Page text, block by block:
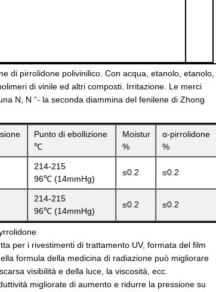
di pirrolidone polivinilico. Con acqua, etanolo, etanolo,
di vinile ed altri composti. Irritazione. Le merci
N, N “- la seconda diammina del fenilene di Zhong
Punto di ebollizione
℃
Moistur
%
α-pirrolidone
%
214-215
96℃ (14mmHg)
≤0.2 ≤0.2
214-215
96℃ (14mmHg)
≤0.2 ≤0.2
per i rivestimenti di trattamento UV, formata del film
formula della medicina di radiazione può migliorare
visibilità e della luce, la viscosità, ecc.
migliorate di aumento e ridurre la pressione su